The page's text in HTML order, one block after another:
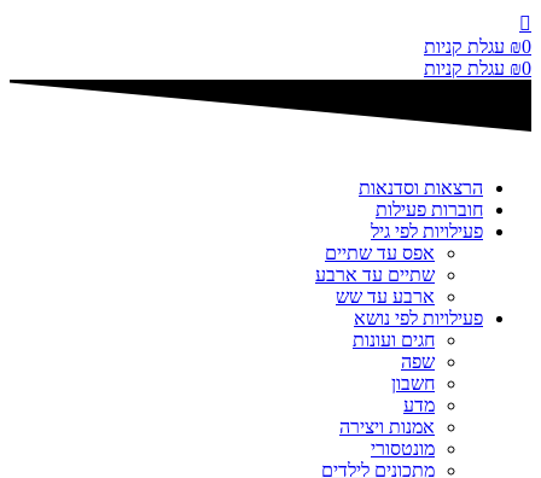
דלג
לתוכן
₪0
עגלת קניות
₪0 עגלת קניות
הרצאות וסדנאות
חוברות פעילות
פעילויות לפי גיל
אפס עד שתיים
שתיים עד ארבע
ארבע עד שש
פעילויות לפי נושא
חגים ועונות
שפה
חשבון
מדע
אמנות ויצירה
מונטסורי
מתכונים לילדים